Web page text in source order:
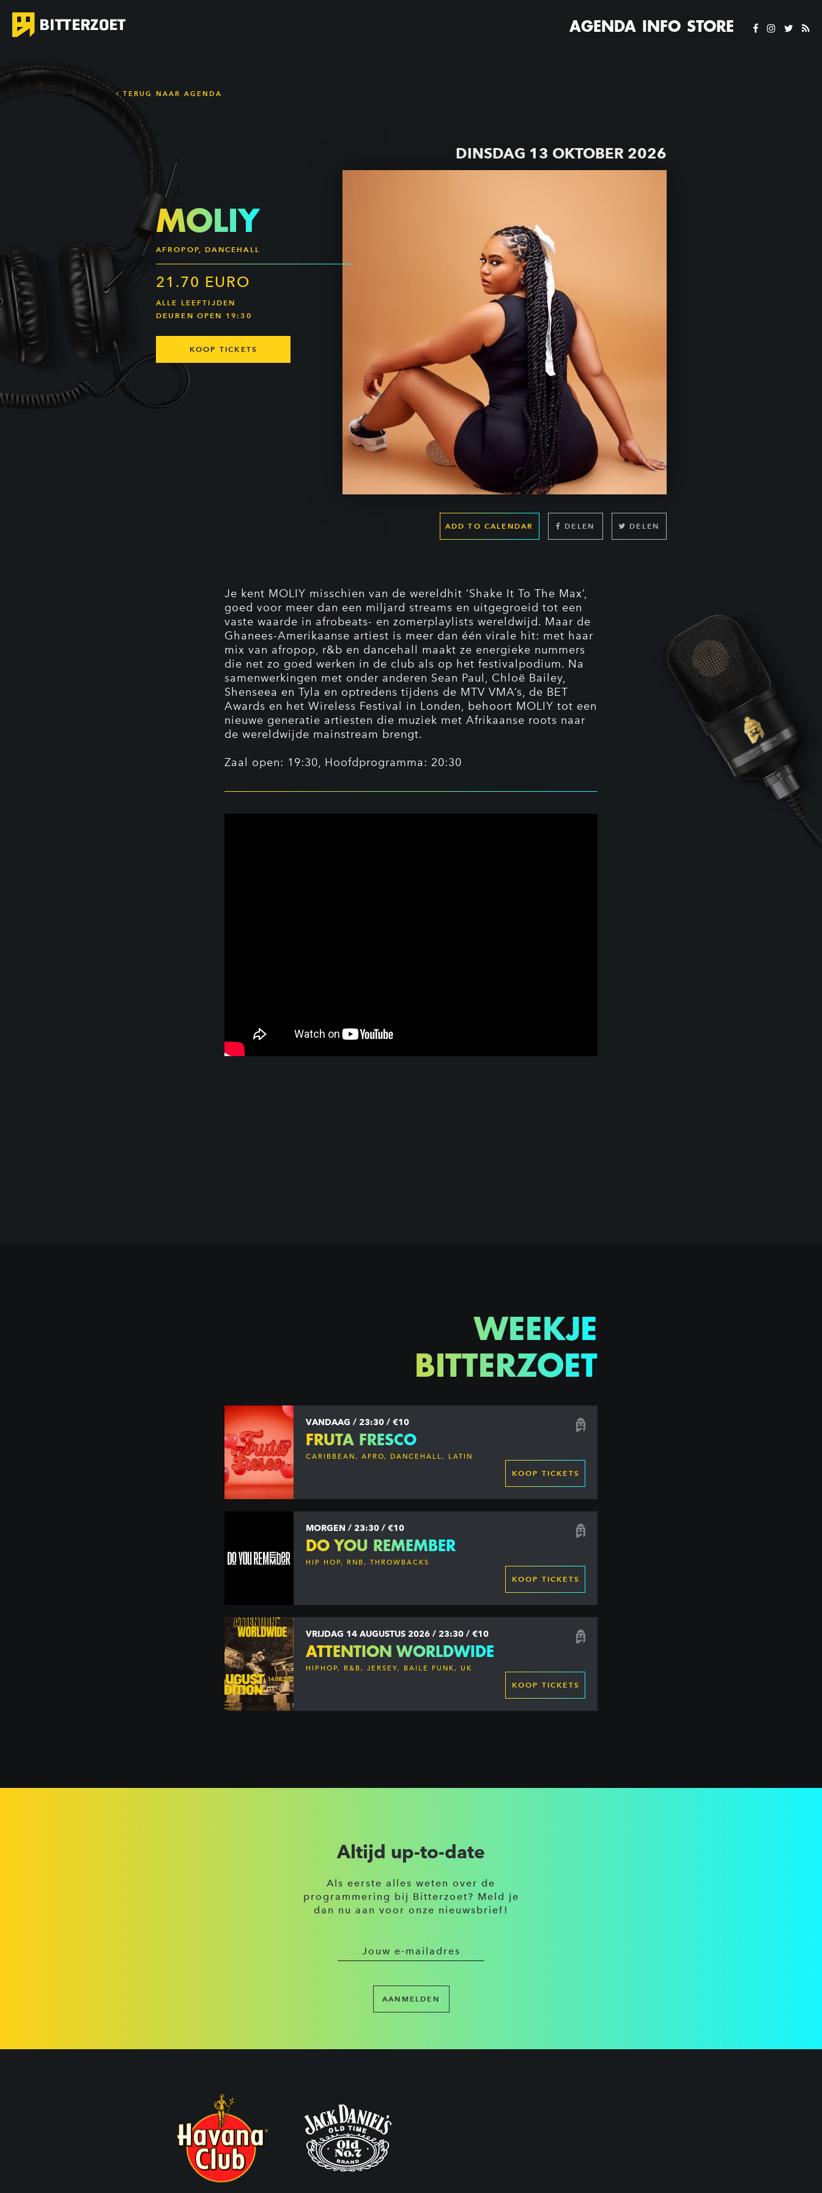
AGENDA INFO STORE
TERUG NAAR AGENDA
DINSDAG 13 OKTOBER 2026
ADD TO CALENDAR DELEN DELEN
MOLIY
AFROPOP, DANCEHALL
21.70 EURO
ALLE LEEFTIJDEN
DEUREN OPEN 19:30
KOOP TICKETS
Je kent MOLIY misschien van de wereldhit ‘Shake It To The Max’,
goed voor meer dan een miljard streams en uitgegroeid tot een
vaste waarde in afrobeats- en zomerplaylists wereldwijd. Maar de
Ghanees-Amerikaanse artiest is meer dan één virale hit: met haar
mix van afropop, r&b en dancehall maakt ze energieke nummers
die net zo goed werken in de club als op het festivalpodium. Na
samenwerkingen met onder anderen Sean Paul, Chloë Bailey,
Shenseea en Tyla en optredens tijdens de MTV VMA’s, de BET
Awards en het Wireless Festival in Londen, behoort MOLIY tot een
nieuwe generatie artiesten die muziek met Afrikaanse roots naar
de wereldwijde mainstream brengt.
Zaal open: 19:30, Hoofdprogramma: 20:30
WEEKJE
BITTERZOET
VANDAAG / 23:30 / €10
FRUTA FRESCO
CARIBBEAN, AFRO, DANCEHALL, LATIN
KOOP TICKETS
MORGEN / 23:30 / €10
DO YOU REMEMBER
HIP HOP, RNB, THROWBACKS
KOOP TICKETS
VRIJDAG 14 AUGUSTUS 2026 / 23:30 / €10
ATTENTION WORLDWIDE
HIPHOP, R&B, JERSEY, BAILE FUNK, UK
KOOP TICKETS
Altijd up-to-date
Als eerste alles weten over de
programmering bij Bitterzoet? Meld je
dan nu aan voor onze nieuwsbrief!
AANMELDEN